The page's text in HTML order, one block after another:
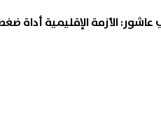
الأزمة الإقليمية أداة